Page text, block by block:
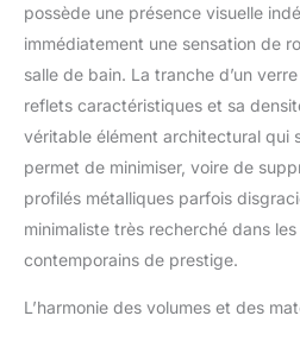
possède une présence visuelle
immédiatement une sensation de
salle de bain. La tranche d’un
reflets caractéristiques et sa
véritable élément architectural qui
permet de minimiser, voire de
profilés métalliques parfois
minimaliste très recherché dans
contemporains de prestige.
L’harmonie des volumes et des